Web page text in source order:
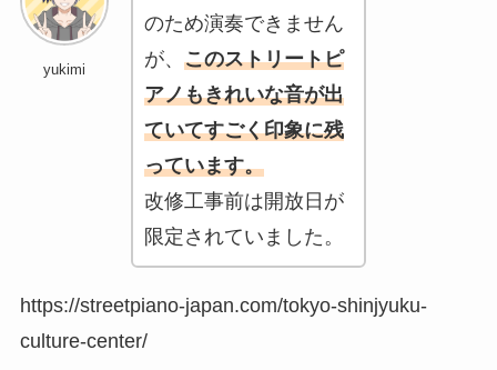
yukimi
のため演奏できません
が、 このストリートピ
アノもきれいな音が出
ていてすごく印象に残
っています。
改修工事前は開放日が
限定されていました。
https://streetpiano-japan.com/tokyo-shinjyuku-
culture-center/